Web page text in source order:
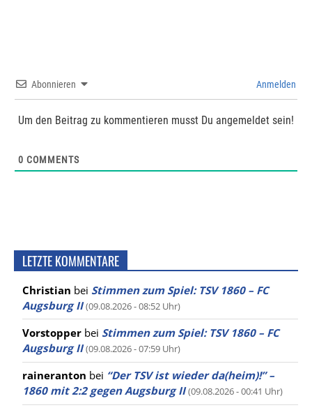
Abonnieren Anmelden
Um den Beitrag zu kommentieren musst Du angemeldet sein!
0 COMMENTS
LETZTE KOMMENTARE
Christian bei Stimmen zum Spiel: TSV 1860 – FC
Augsburg II (09.08.2026 - 08:52 Uhr)
Vorstopper bei Stimmen zum Spiel: TSV 1860 – FC
Augsburg II (09.08.2026 - 07:59 Uhr)
raineranton bei “Der TSV ist wieder da(heim)!” –
1860 mit 2:2 gegen Augsburg II (09.08.2026 - 00:41 Uhr)